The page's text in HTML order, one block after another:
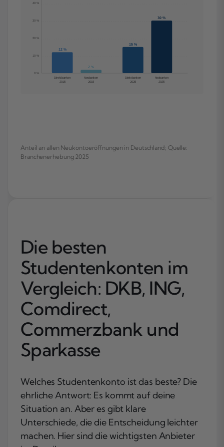
0 %
10 %
20 %
30 %
40 %
12 %
Direktbanken
2015
2 %
Neobanken
2015
15 %
Direktbanken
2025
30 %
Neobanken
2025
Anteil an allen Neukontoeröffnungen in Deutschland; Quelle:
Branchenerhebung 2025
Die besten
Studentenkonten im
Vergleich: DKB, ING,
Comdirect,
Commerzbank und
Sparkasse
Welches Studentenkonto ist das beste? Die
ehrliche Antwort: Es kommt auf deine
Situation an. Aber es gibt klare
Unterschiede, die die Entscheidung leichter
machen. Hier sind die wichtigsten Anbieter